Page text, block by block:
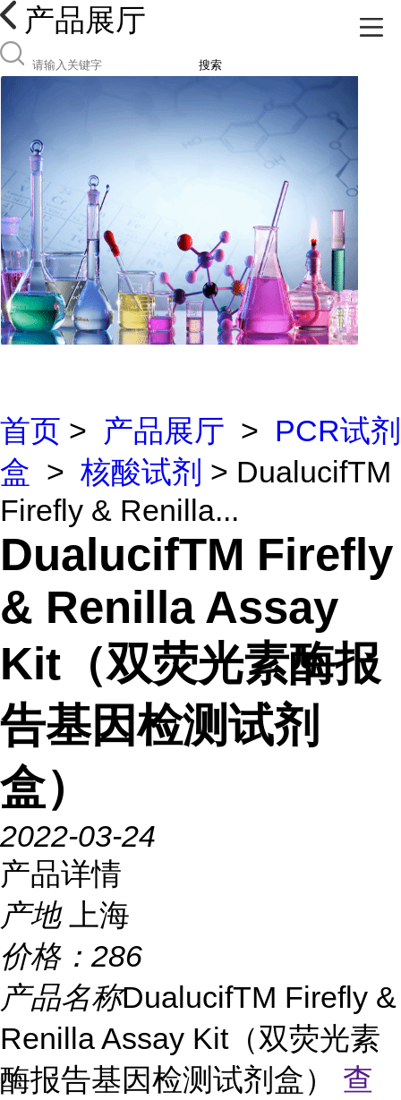
产品展厅
搜索
首页 > 产品展厅 > PCR试剂
盒 > 核酸试剂 > DualucifTM
Firefly & Renilla...
DualucifTM Firefly
& Renilla Assay
Kit（双荧光素酶报
告基因检测试剂
盒）
2022-03-24
产品详情
产地
上海
价格： 286
产品名称DualucifTM Firefly &
Renilla Assay Kit（双荧光素
酶报告基因检测试剂盒） 查